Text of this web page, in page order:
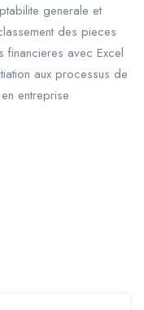
generale et
des pieces
financieres avec Excel
aux processus de
entreprise